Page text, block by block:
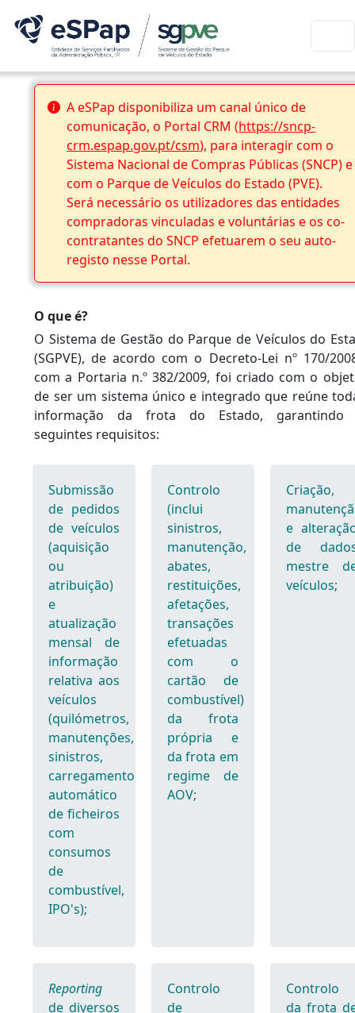
A eSPap disponibiliza um canal único de
comunicação, o Portal CRM (https://sncp-
crm.espap.gov.pt/csm), para interagir com o
Sistema Nacional de Compras Públicas (SNCP) e
com o Parque de Veículos do Estado (PVE).
Será necessário os utilizadores das entidades
compradoras vinculadas e voluntárias e os co-
contratantes do SNCP efetuarem o seu auto-
registo nesse Portal.
O que é?
O Sistema de Gestão do Parque de Veículos do
(SGPVE), de acordo com o Decreto-Lei nº 170/
com a Portaria n.º 382/2009, foi criado com o
de ser um sistema único e integrado que reúne
informação da frota do Estado, garantindo
seguintes requisitos:
Submissão
de pedidos
de veículos
(aquisição
ou
atribuição)
e
atualização
mensal de
informação
relativa aos
veículos
(quilómetros,
manutenções,
sinistros,
carregamento
automático
de ficheiros
com
consumos
de
combustível,
IPO's);
Controlo
(inclui
sinistros,
manutenção,
abates,
restituições,
afetações,
transações
efetuadas
com o
cartão de
combustível)
da frota
própria e
da frota em
regime de
AOV;
Criação,
e
de
mestre
veículos;
Reporting
de diversos
Controlo
de
Controlo
da frota